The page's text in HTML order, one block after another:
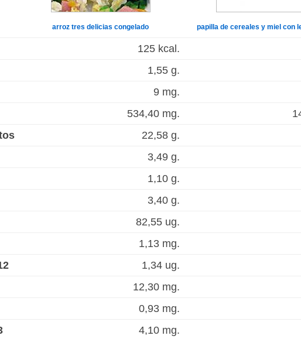
arroz tres delicias congelado papilla de cereales y miel con
125 kcal.
1,55 g.
9 mg.
534,40 mg.
22,58 g.
3,49 g.
1,10 g.
3,40 g.
82,55 ug.
1,13 mg.
1,34 ug.
12,30 mg.
0,93 mg.
4,10 mg.